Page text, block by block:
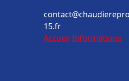
15.fr
Accueil Informations